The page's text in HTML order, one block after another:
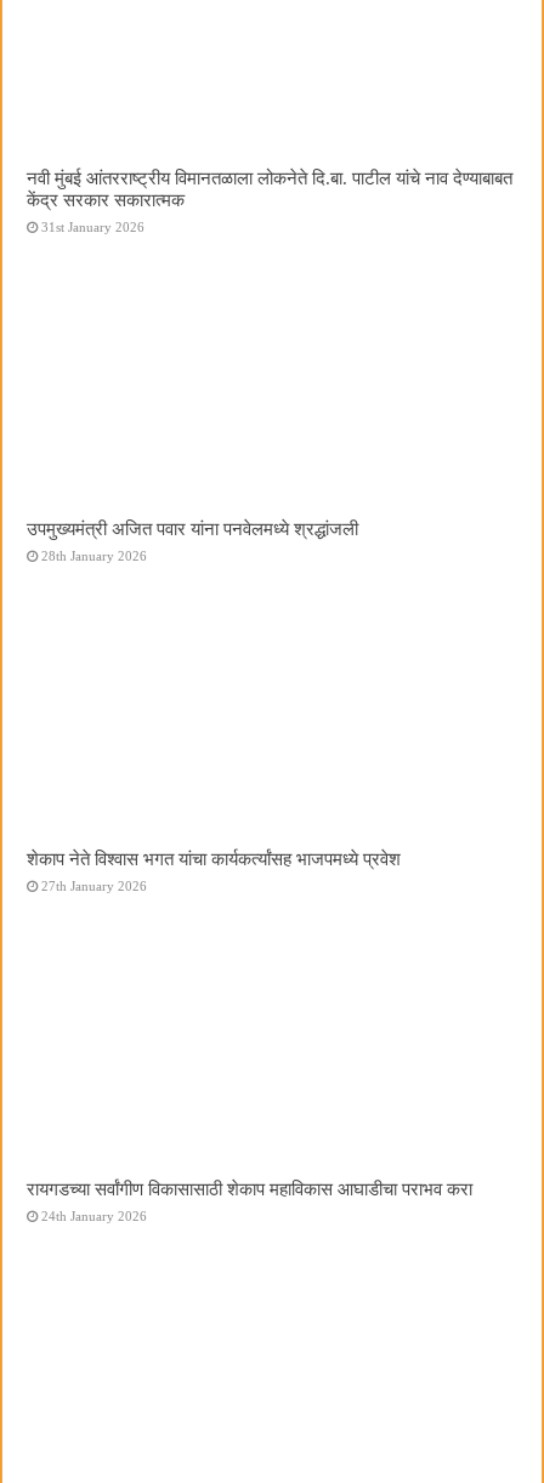
नवी मुंबई आंतरराष्ट्रीय विमानतळाला लोकनेते दि.बा. पाटील यांचे नाव देण्याबाबत
केंद्र सरकार सकारात्मक
31st January 2026
उपमुख्यमंत्री अजित पवार यांना पनवेलमध्ये श्रद्धांजली
28th January 2026
शेकाप नेते विश्वास भगत यांचा कार्यकर्त्यांसह भाजपमध्ये प्रवेश
27th January 2026
रायगडच्या सर्वांगीण विकासासाठी शेकाप महाविकास आघाडीचा पराभव करा
24th January 2026